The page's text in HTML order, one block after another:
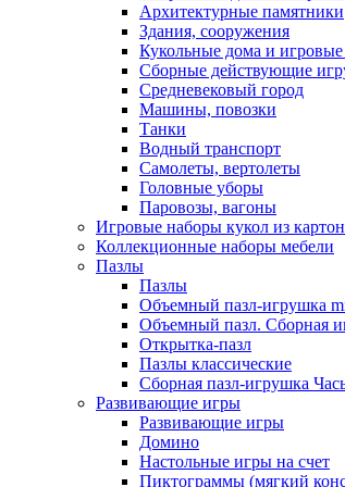
Архитектурные памятники
Здания, сооружения
Кукольные дома и
Сборные действующие
Средневековый город
Машины, повозки
Танки
Водный транспорт
Самолеты, вертолеты
Головные уборы
Паровозы, вагоны
Игровые наборы кукол из
Коллекционные наборы мебели
Пазлы
Пазлы
Объемный пазл-игрушка
Объемный пазл. Сборная
Открытка-пазл
Пазлы классические
Сборная пазл-игрушка
Развивающие игры
Развивающие игры
Домино
Настольные игры на счет
Пиктограммы (мягкий